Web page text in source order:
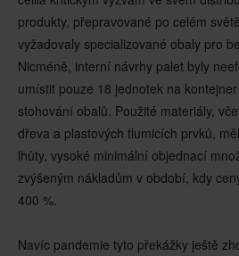
produkty, přepravované po celém
vyžadovaly specializované obaly pro
Nicméně, interní návrhy palet byly
umístit pouze 18 jednotek na
stohování obalů. Použité materiály,
dřeva a plastových tlumicích prvků,
lhůty, vysoké minimální objednací
zvýšeným nákladům v období, kdy
400 %.
Navíc pandemie tyto překážky ještě